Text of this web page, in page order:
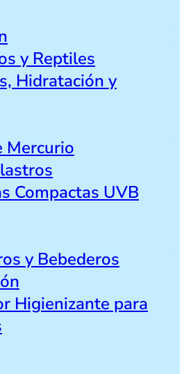
y Reptiles
Hidratación y
Mercurio
Compactas UVB
y Bebederos
Higienizante para